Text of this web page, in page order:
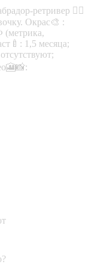
ретривер 🐕‍🦺
Окрас🎨 :
1,5 месяца;